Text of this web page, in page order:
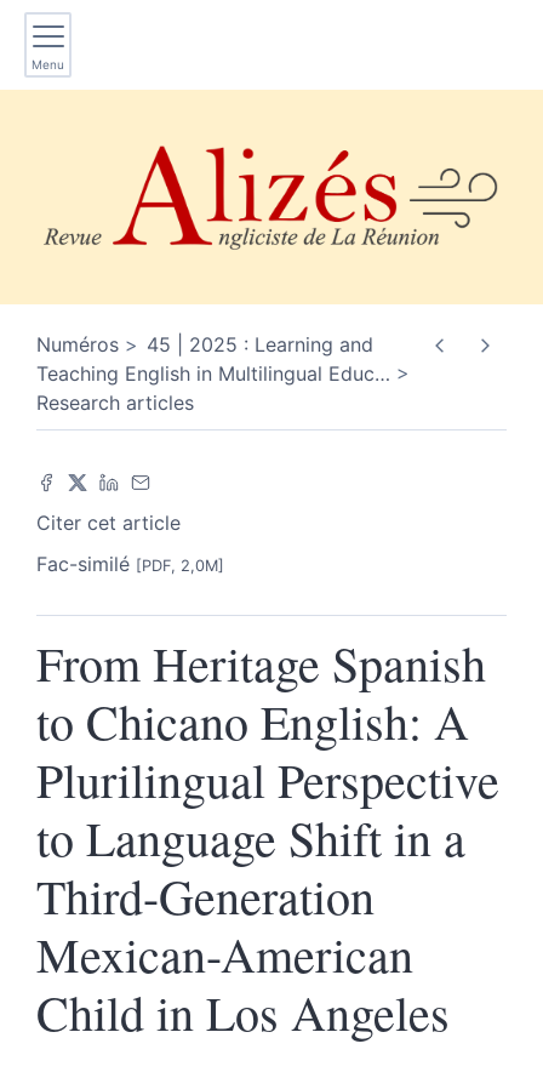
Menu
Numéros
45 | 2025 : Learning and
Teaching English in Multilingual Educ…
Research articles
Citer cet article
Fac-similé [PDF, 2,0M]
From Heritage Spanish
to Chicano English: A
Plurilingual Perspective
to Language Shift in a
Third-Generation
Mexican-American
Child in Los Angeles